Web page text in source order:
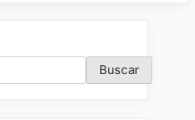
Buscar